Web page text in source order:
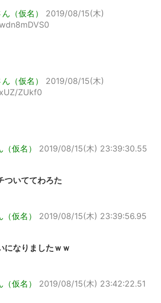
（仮名）
2019/08/15(木)
（仮名）
2019/08/15(木)
ZUkf0
仮名）
2019/08/15(木) 23:39:30.55
ついててわろた
仮名）
2019/08/15(木) 23:39:56.95
になりましたｗｗ
仮名）
2019/08/15(木) 23:42:22.51